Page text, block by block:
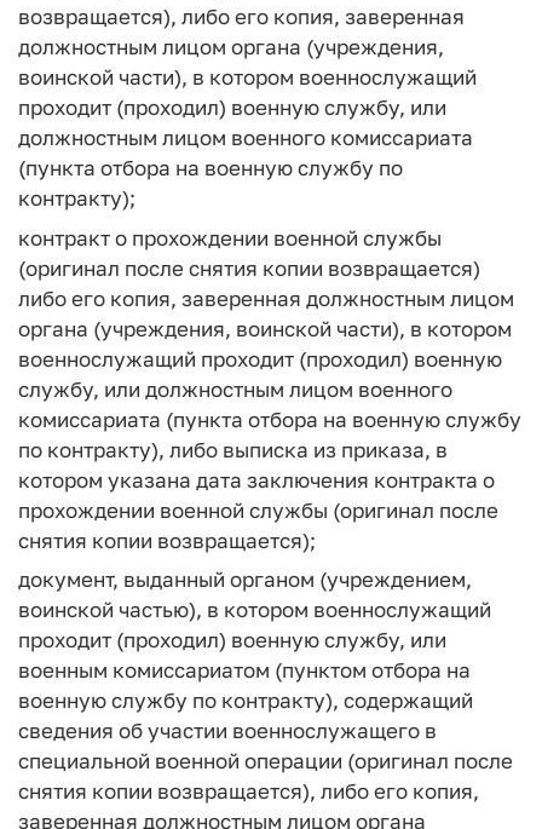
возвращается), либо его копия, заверенная
должностным лицом органа (учреждения,
воинской части), в котором военнослужащий
проходит (проходил) военную службу, или
должностным лицом военного комиссариата
(пункта отбора на военную службу по
контракту);
контракт о прохождении военной службы
(оригинал после снятия копии возвращается)
либо его копия, заверенная должностным лицом
органа (учреждения, воинской части), в котором
военнослужащий проходит (проходил) военную
службу, или должностным лицом военного
комиссариата (пункта отбора на военную службу
по контракту), либо выписка из приказа, в
котором указана дата заключения контракта о
прохождении военной службы (оригинал после
снятия копии возвращается);
документ, выданный органом (учреждением,
воинской частью), в котором военнослужащий
проходит (проходил) военную службу, или
военным комиссариатом (пунктом отбора на
военную службу по контракту), содержащий
сведения об участии военнослужащего в
специальной военной операции (оригинал после
снятия копии возвращается), либо его копия,
заверенная должностным лицом органа